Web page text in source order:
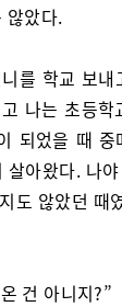
않았다.
를 학교 보
나는 초등
되었을 때
아왔다. 나
도 않았던 때
건 아니지?”